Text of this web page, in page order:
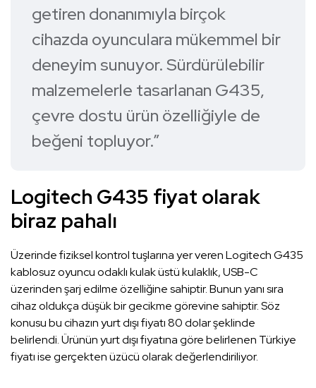
getiren donanımıyla birçok
cihazda oyunculara mükemmel bir
deneyim sunuyor. Sürdürülebilir
malzemelerle tasarlanan G435,
çevre dostu ürün özelliğiyle de
beğeni topluyor.”
Logitech G435 fiyat olarak
biraz pahalı
Üzerinde fiziksel kontrol tuşlarına yer veren Logitech G435
kablosuz oyuncu odaklı kulak üstü kulaklık, USB-C
üzerinden şarj edilme özelliğine sahiptir. Bunun yanı sıra
cihaz oldukça düşük bir gecikme görevine sahiptir. Söz
konusu bu cihazın yurt dışı fiyatı 80 dolar şeklinde
belirlendi. Ürünün yurt dışı fiyatına göre belirlenen Türkiye
fiyatı ise gerçekten üzücü olarak değerlendiriliyor.